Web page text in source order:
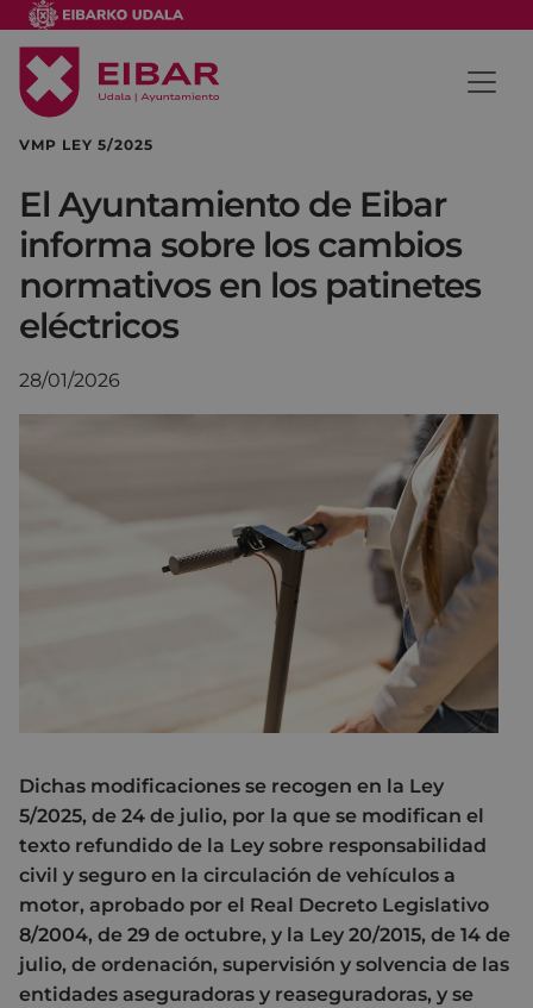
VMP LEY 5/2025
El Ayuntamiento de Eibar
informa sobre los cambios
normativos en los patinetes
eléctricos
28/01/2026
Dichas modificaciones se recogen en la Ley
5/2025, de 24 de julio, por la que se modifican el
texto refundido de la Ley sobre responsabilidad
civil y seguro en la circulación de vehículos a
motor, aprobado por el Real Decreto Legislativo
8/2004, de 29 de octubre, y la Ley 20/2015, de 14 de
julio, de ordenación, supervisión y solvencia de las
entidades aseguradoras y reaseguradoras, y se